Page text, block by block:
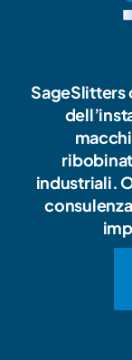
SageSlitters
industriali.